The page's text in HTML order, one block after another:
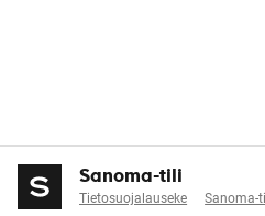
Sanoma-tili
Tietosuojalauseke Sanoma-